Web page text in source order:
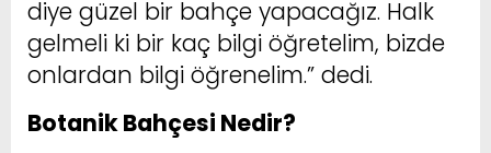
diye güzel bir bahçe yapacağız. Halk
gelmeli ki bir kaç bilgi öğretelim, bizde
onlardan bilgi öğrenelim.” dedi.
Botanik Bahçesi Nedir?